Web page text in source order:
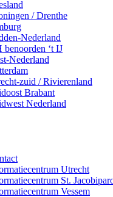
/ Drenthe
Nederland
benoorden ‘t IJ
Nederland
zuid / Rivierenland
Brabant
Nederland
Utrecht
St.
Vessem